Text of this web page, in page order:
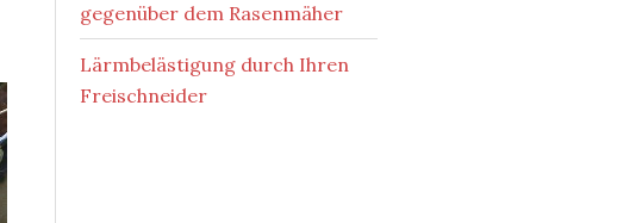
gegenüber dem Rasenmäher
Lärmbelästigung durch Ihren
Freischneider